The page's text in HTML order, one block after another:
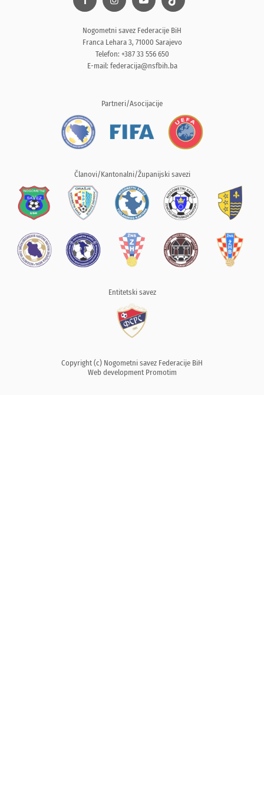
Nogometni savez Federacije BiH
Franca Lehara 3, 71000 Sarajevo
Telefon: +387 33 556 650
E-mail: federacija@nsfbih.ba
Partneri/Asocijacije
Članovi/Kantonalni/Županijski savezi
Entitetski savez
Copyright (c) Nogometni savez Federacije BiH
Web development Promotim